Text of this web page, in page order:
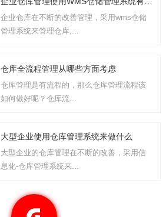
企业仓库在不断的改善管理，采用wms仓储
管理系统来管理仓库,...
仓库全流程管理从哪些方面考虑
仓库管理是有流程的，那么仓库管理流程该
如何做好呢？仓库流...
大型企业使用仓库管理系统来做什么
大型企业的仓库管理在不断的改善，采用信
息化-仓库管理系统来...